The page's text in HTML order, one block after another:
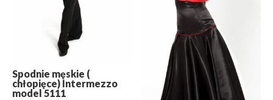
Spodnie męskie (
chłopięce) Intermezzo
model 5111